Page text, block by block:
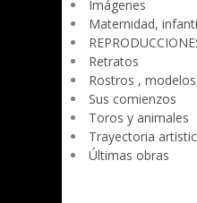
Imágenes
Maternidad,
Retratos
Rostros ,
Sus comienzos
Toros y animales
Trayectoria
Últimas obras